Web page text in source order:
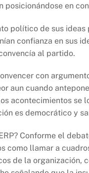
posicionándose en
político de sus
confianza en sus
al partido.
con
aun cuando
acontecimientos se
es democrático y
Conforme el
como llamar a
de la organización,